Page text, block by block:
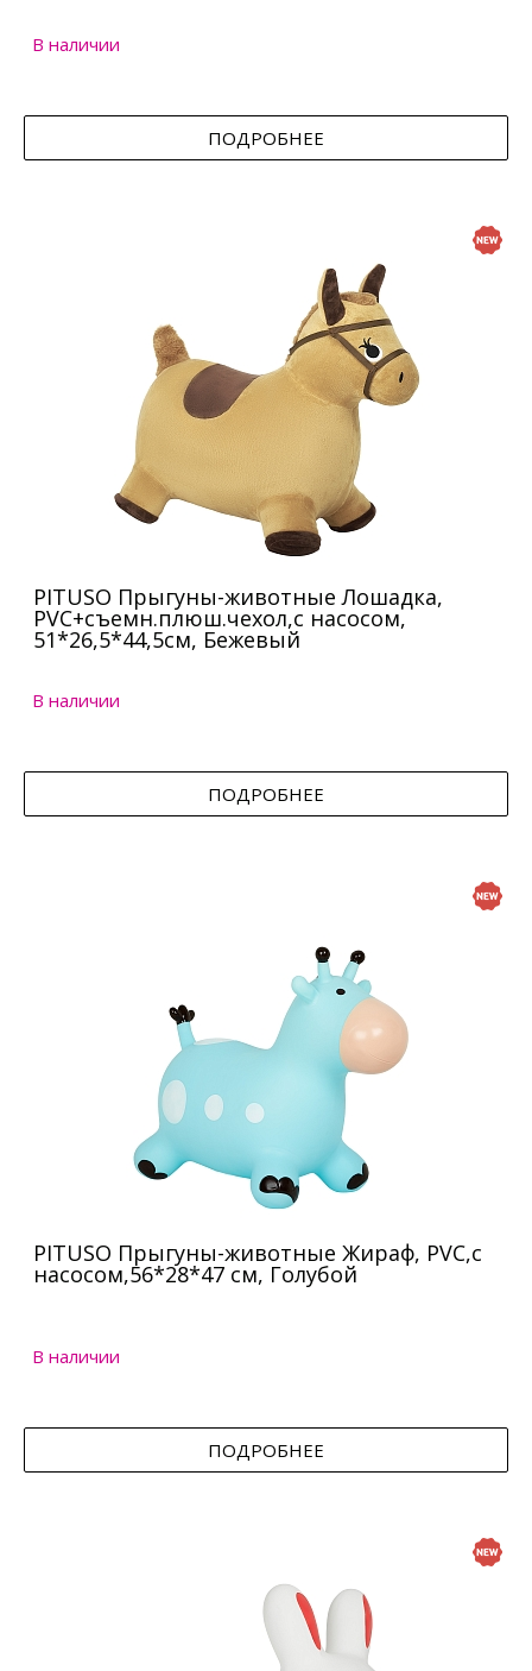
В наличии
ПОДРОБНЕЕ
PITUSO Прыгуны-животные Лошадка,
PVC+съемн.плюш.чехол,с насосом,
51*26,5*44,5см, Бежевый
В наличии
ПОДРОБНЕЕ
PITUSO Прыгуны-животные Жираф, PVC,с
насосом,56*28*47 см, Голубой
В наличии
ПОДРОБНЕЕ